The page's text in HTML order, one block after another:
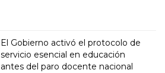
El Gobierno activó el protocolo de
servicio esencial en educación
antes del paro docente nacional